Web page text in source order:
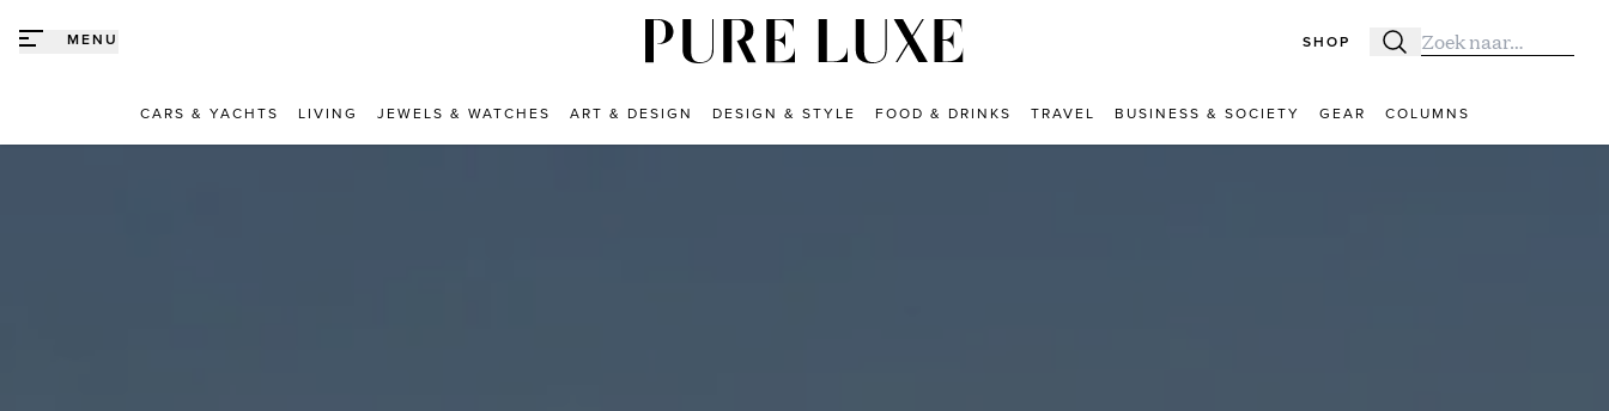
MENU SHOP Zoeken
Zoek naar:
CARS & YACHTS LIVING JEWELS & WATCHES ART & DESIGN DESIGN & STYLE FOOD & DRINKS TRAVEL BUSINESS & SOCIETY GEAR COLUMNS